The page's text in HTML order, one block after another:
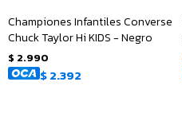
Championes Infantiles Converse
Chuck Taylor Hi KIDS - Negro
$ 2.990
$2.392